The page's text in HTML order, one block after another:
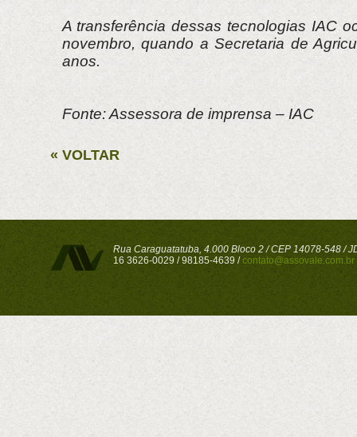
A transferência dessas tecnologias IAC
novembro, quando a Secretaria de
anos.
Fonte: Assessora de imprensa – IAC
« VOLTAR
Rua Caraguatatuba, 4.000 Bloco 2 / CEP 14078-548 /
16 3626-0029 / 98185-4639 /contato@assovale.com.br